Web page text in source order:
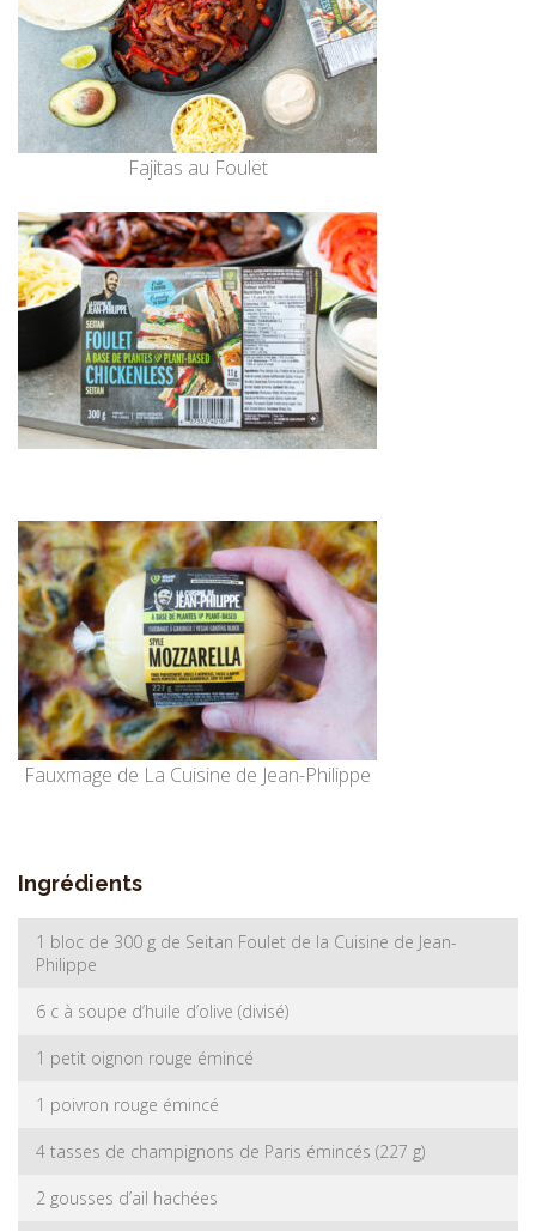
Fajitas au Foulet
Fauxmage de La Cuisine de Jean-Philippe
Ingrédients
1 bloc de 300 g de Seitan Foulet de la Cuisine de Jean-
Philippe
6 c à soupe d’huile d’olive (divisé)
1 petit oignon rouge émincé
1 poivron rouge émincé
4 tasses de champignons de Paris émincés (227 g)
2 gousses d’ail hachées